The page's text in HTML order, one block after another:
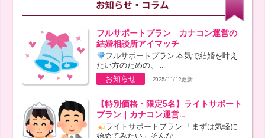
フルサポートプラン カナコン運営の
結婚相談所アイマッチ
フルサポートプラン 本気で結婚を叶え
たい方のための、 ...
お知らせ
2025/11/12更新
【特別価格・限定5名】ライトサポート
プラン｜カナコン運営…
ライトサポートプラン 「まずは気軽に
始めてみたい」そんな ...